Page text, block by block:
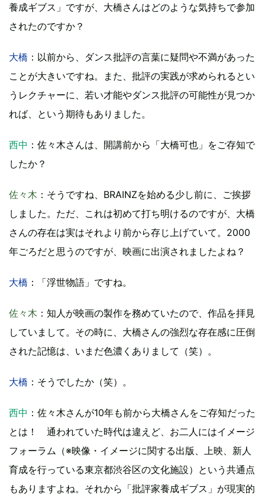
養成ギブス」ですが、大橋さんはどのような気持ちで参加
されたのですか？
大橋 ：以前から、ダンス批評の言葉に疑問や不満があった
ことが大きいですね。また、批評の実践が求められるとい
うレクチャーに、若い才能やダンス批評の可能性が見つか
れば、という期待もありました。
西中 ：佐々木さんは、開講前から「大橋可也」をご存知で
したか？
佐々木 ：そうですね、BRAINZを始める少し前に、ご挨拶
しました。ただ、これは初めて打ち明けるのですが、大橋
さんの存在は実はそれより前から存じ上げていて。2000
年ごろだと思うのですが、映画に出演されましたよね？
大橋 ：「浮世物語」ですね。
佐々木 ：知人が映画の製作を務めていたので、作品を拝見
していまして。その時に、大橋さんの強烈な存在感に圧倒
された記憶は、いまだ色濃くありまして（笑）。
大橋 ：そうでしたか（笑）。
西中 ：佐々木さんが10年も前から大橋さんをご存知だった
とは！ 通われていた時代は違えど、お二人にはイメージ
フォーラム（※映像・イメージに関する出版、上映、新人
育成を行っている東京都渋谷区の文化施設）という共通点
もありますよね。それから「批評家養成ギブス」が現実的